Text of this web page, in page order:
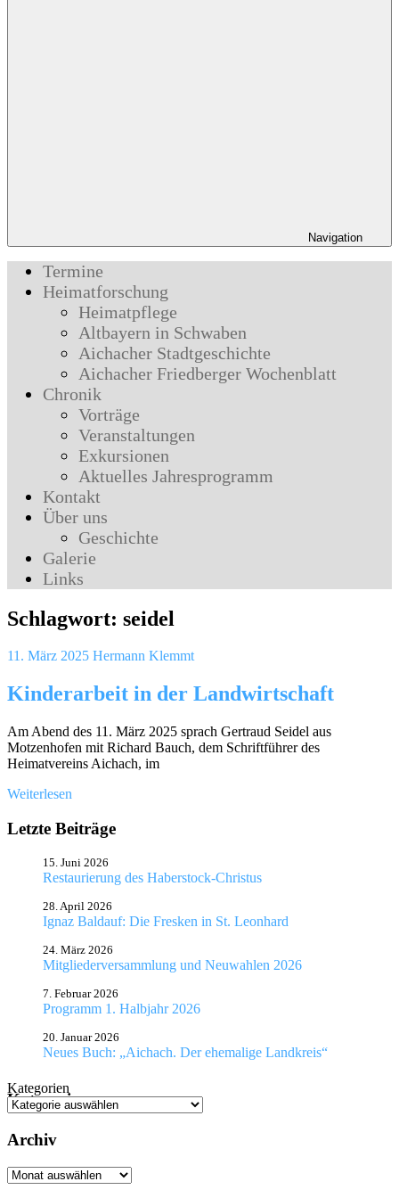
Navigation
Termine
Heimatforschung
Heimatpflege
Altbayern in Schwaben
Aichacher Stadtgeschichte
Aichacher Friedberger Wochenblatt
Chronik
Vorträge
Veranstaltungen
Exkursionen
Aktuelles Jahresprogramm
Kontakt
Über uns
Geschichte
Galerie
Links
Schlagwort: seidel
11. März 2025 Hermann Klemmt
Kinderarbeit in der Landwirtschaft
Am Abend des 11. März 2025 sprach Gertraud Seidel aus
Motzenhofen mit Richard Bauch, dem Schriftführer des
Heimatvereins Aichach, im
Weiterlesen
Letzte Beiträge
Restaurierung des Haberstock-Christus
15. Juni 2026
Ignaz Baldauf: Die Fresken in St. Leonhard
28. April 2026
Mitgliederversammlung und Neuwahlen 2026
24. März 2026
Programm 1. Halbjahr 2026
7. Februar 2026
Neues Buch: „Aichach. Der ehemalige Landkreis“
20. Januar 2026
Kategorien
Kategorien
Archiv
Archiv